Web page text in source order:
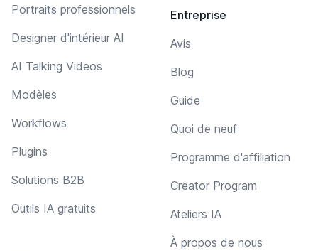
Portraits professionnels
Designer d'intérieur AI
AI Talking Videos
Modèles
Workflows
Plugins
Solutions B2B
Outils IA gratuits
Entreprise
Avis
Blog
Guide
Quoi de neuf
Programme d'affiliation
Creator Program
Ateliers IA
À propos de nous